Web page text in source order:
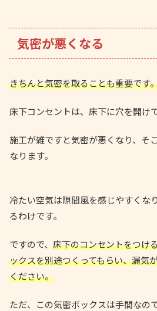
気密が悪くなる
きちんと気密を取ることも重要です
床下コンセントは、床下に穴を開け
施工が雑ですと気密が悪くなり、そ
なります。
冷たい空気は隙間風を感じやすくな
るわけです。
ですので、 床下のコンセントをつけ
ックスを別途つくってもらい、漏気
ください。
ただ、この気密ボックスは手間なの